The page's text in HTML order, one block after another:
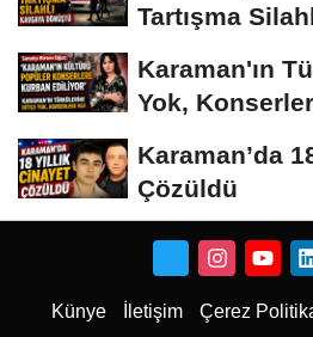
Tartışma
Karaman'ın
Yok,
Karaman’da
Çözüldü
Künye İletişim Çerez